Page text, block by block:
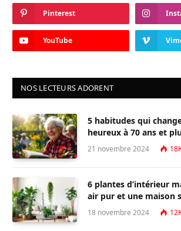
Pinterest
YouTube
NOS LECTEURS ADORENT
5 habitudes qui
heureux à 70 ans et
21 novembre 2024
6 plantes d’intérieur
air pur et une maison
18 novembre 2024